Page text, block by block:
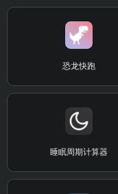
恐龙快跑
睡眠周期计算器